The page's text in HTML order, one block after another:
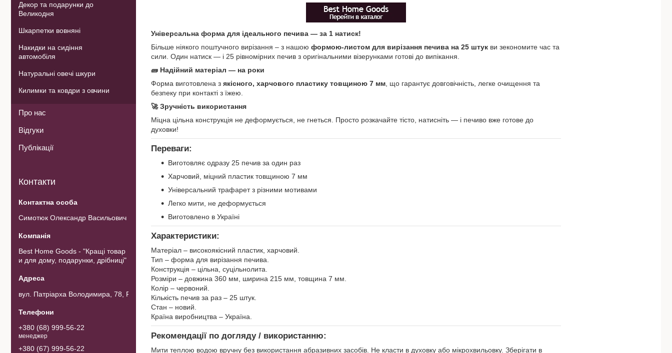
Універсальна форма для ідеального печива — за 1 натиск!
Більше ніякого поштучного вирізання – з нашою формою-листом для вирізання печива на 25 штук ви зекономите час та
сили. Один натиск — і 25 рівномірних печив з оригінальними візерунками готові до випікання.
🧱 Надійний матеріал — на роки
Форма виготовлена з якісного, харчового пластику товщиною 7 мм, що гарантує довговічність, легке очищення та
безпеку при контакті з їжею.
🚀 Зручність використання
Міцна цільна конструкція не деформується, не гнеться. Просто розкачайте тісто, натисніть — і печиво вже готове до
духовки!
Переваги:
Виготовляє одразу 25 печив за один раз
Харчовий, міцний пластик товщиною 7 мм
Універсальний трафарет з різними мотивами
Легко мити, не деформується
Виготовлено в Україні
Характеристики:
Матеріал – високоякісний пластик, харчовий.
Тип – форма для вирізання печива.
Конструкція – цільна, суцільнолита.
Розміри – довжина 360 мм, ширина 215 мм, товщина 7 мм.
Колір – червоний.
Кількість печив за раз – 25 штук.
Стан – новий.
Країна виробництва – Україна.
Рекомендації по догляду / використанню:
Мити теплою водою вручну без використання абразивних засобів. Не класти в духовку або мікрохвильовку. Зберігати в
Декор та подарунки до
Великодня
Шкарпетки вовняні
Накидки на сидіння
автомобіля
Натуральні овечі шкури
Килимки та ковдри з овчини
Про нас
Відгуки
Публікації
Контакти
Симотюк Олександр Васильович
Best Home Goods - "Кращі товар
и для дому, подарунки, дрібниці"
вул. Патріарха Володимира, 78, Рожнов, Україна
+380 (68) 999-56-22
менеджер
+380 (67) 999-56-22